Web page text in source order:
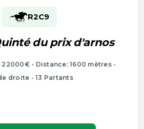
R2C9
du prix d'arnos
- Distance: 1600 mètres -
droite - 13 Partants